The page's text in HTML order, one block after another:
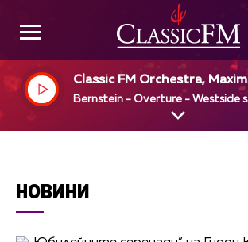
Classic FM Orchestra,
Bernstein - Overture - Westside
НОВИНИ